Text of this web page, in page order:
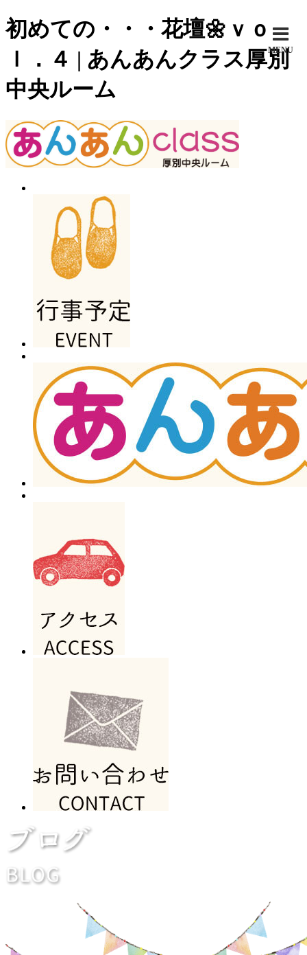
初めての・・・花壇🌼ｖｏ
ｌ．４ | あんあんクラス厚別
中央ルーム
MENU